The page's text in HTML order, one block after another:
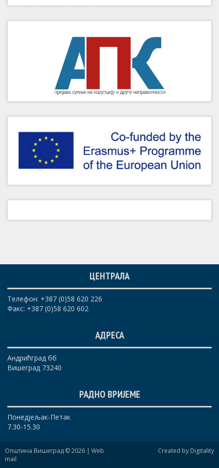
ЦЕНТРАЛА
Телефон: +387 (0)58 620 226
Факс: +387 (0)58 620 602
АДРЕСА
Андрићград бб
Вишеград 73240
РАДНО ВРИЈЕМЕ
Понедјељак-Петак
7.30-15.30
Општина Вишеград © 2026 | Web
mail
Created by Digitality